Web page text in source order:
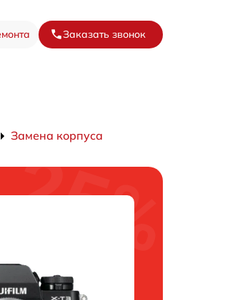
Заказать звонок
Замена корпуса